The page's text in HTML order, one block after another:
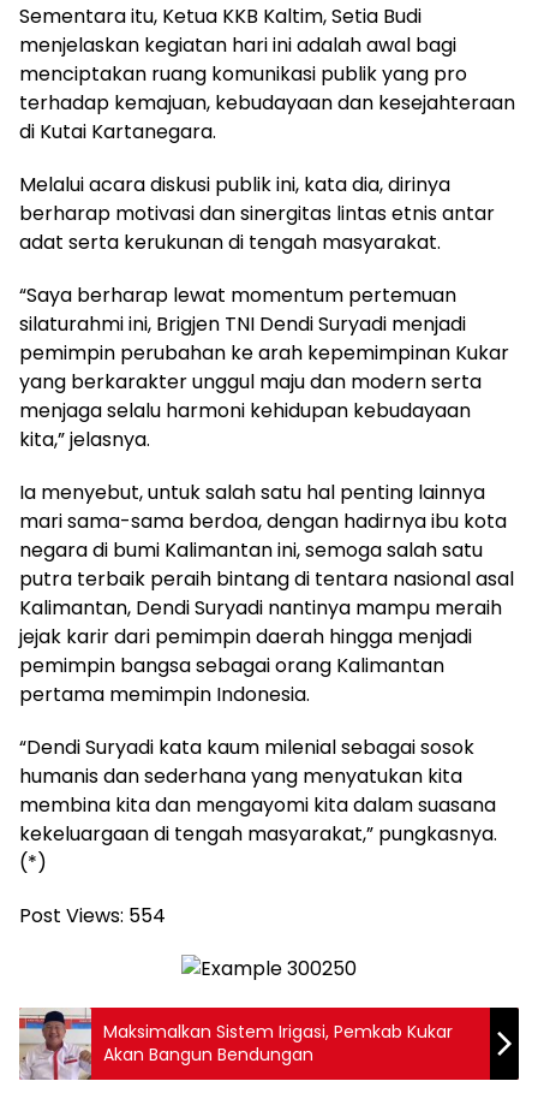
Sementara itu, Ketua KKB Kaltim, Setia Budi
menjelaskan kegiatan hari ini adalah awal bagi
menciptakan ruang komunikasi publik yang pro
terhadap kemajuan, kebudayaan dan kesejahteraan
di Kutai Kartanegara.
Melalui acara diskusi publik ini, kata dia, dirinya
berharap motivasi dan sinergitas lintas etnis antar
adat serta kerukunan di tengah masyarakat.
“Saya berharap lewat momentum pertemuan
silaturahmi ini, Brigjen TNI Dendi Suryadi menjadi
pemimpin perubahan ke arah kepemimpinan Kukar
yang berkarakter unggul maju dan modern serta
menjaga selalu harmoni kehidupan kebudayaan
kita,” jelasnya.
Ia menyebut, untuk salah satu hal penting lainnya
mari sama-sama berdoa, dengan hadirnya ibu kota
negara di bumi Kalimantan ini, semoga salah satu
putra terbaik peraih bintang di tentara nasional asal
Kalimantan, Dendi Suryadi nantinya mampu meraih
jejak karir dari pemimpin daerah hingga menjadi
pemimpin bangsa sebagai orang Kalimantan
pertama memimpin Indonesia.
“Dendi Suryadi kata kaum milenial sebagai sosok
humanis dan sederhana yang menyatukan kita
membina kita dan mengayomi kita dalam suasana
kekeluargaan di tengah masyarakat,” pungkasnya.
(*)
Post Views: 554
Maksimalkan Sistem Irigasi, Pemkab Kukar
Akan Bangun Bendungan